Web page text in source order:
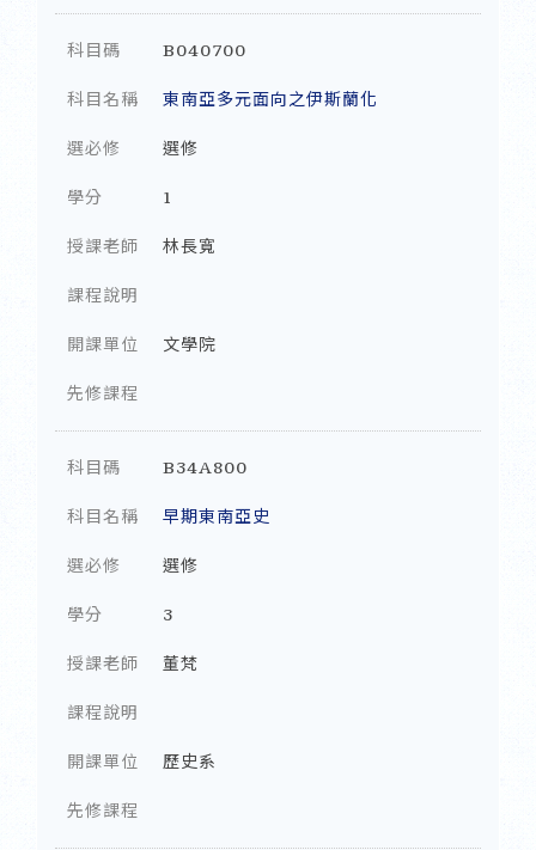
科目碼 B040700
科目名稱 東南亞多元面向之伊斯蘭化
選必修 選修
學分 1
授課老師 林長寬
課程說明
開課單位 文學院
先修課程
科目碼 B34A800
科目名稱 早期東南亞史
選必修 選修
學分 3
授課老師 董梵
課程說明
開課單位 歷史系
先修課程